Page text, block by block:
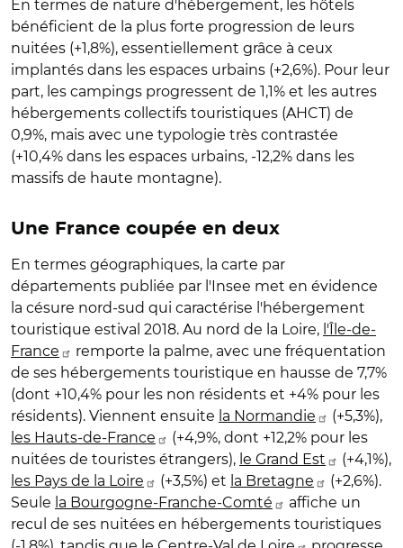
En termes de nature d'hébergement, les hôtels
bénéficient de la plus forte progression de leurs
nuitées (+1,8%), essentiellement grâce à ceux
implantés dans les espaces urbains (+2,6%). Pour leur
part, les campings progressent de 1,1% et les autres
hébergements collectifs touristiques (AHCT) de
0,9%, mais avec une typologie très contrastée
(+10,4% dans les espaces urbains, -12,2% dans les
massifs de haute montagne).
Une France coupée en deux
En termes géographiques, la carte par
départements publiée par l'Insee met en évidence
la césure nord-sud qui caractérise l'hébergement
touristique estival 2018. Au nord de la Loire, l'Île-de-
France
remporte la palme, avec une fréquentation
de ses hébergements touristique en hausse de 7,7%
(dont +10,4% pour les non résidents et +4% pour les
résidents). Viennent ensuite la Normandie
(+5,3%),
les Hauts-de-France
(+4,9%, dont +12,2% pour les
nuitées de touristes étrangers), le Grand Est
(+4,1%),
les Pays de la Loire
(+3,5%) et la Bretagne
(+2,6%).
Seule la Bourgogne-Franche-Comté
affiche un
recul de ses nuitées en hébergements touristiques